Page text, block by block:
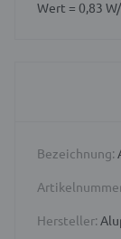
Wert = 0,83
Bezeichnung:
Hersteller: